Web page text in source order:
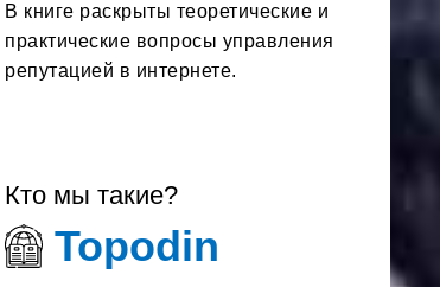
В книге раскрыты теоретические и
практические вопросы управления
репутацией в интернете.
Кто мы такие?
Topodin